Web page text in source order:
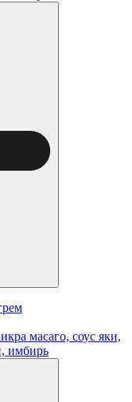
масаго, соус яки,
имбирь